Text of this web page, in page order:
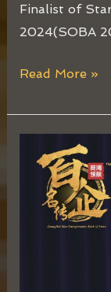
Finalist of
2024(SOBA
Read More »
Bryan